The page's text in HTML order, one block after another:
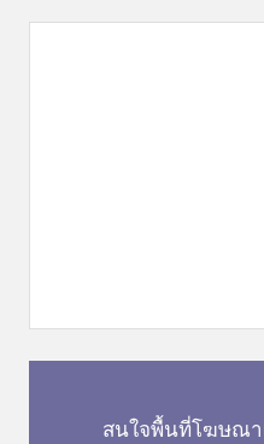
สนใจพื้นที่โฆษณา